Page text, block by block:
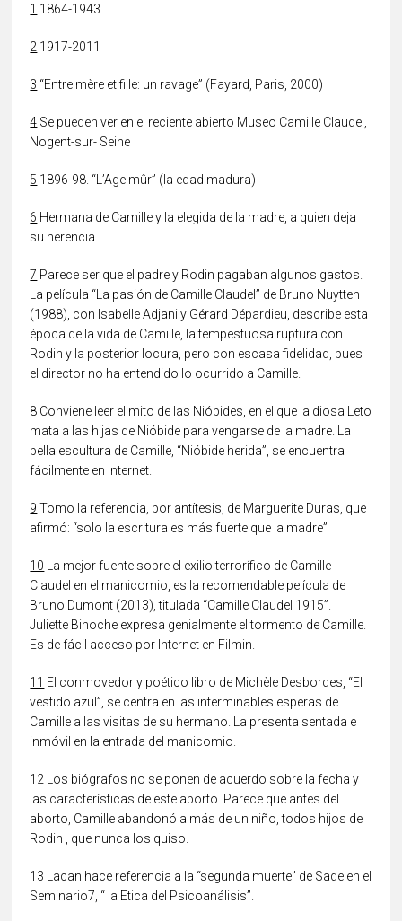
1 1864-1943
2 1917-2011
3 “Entre mère et fille: un ravage” (Fayard, Paris, 2000)
4 Se pueden ver en el reciente abierto Museo Camille Claudel,
Nogent-sur- Seine
5 1896-98. “L’Age mûr” (la edad madura)
6 Hermana de Camille y la elegida de la madre, a quien deja
su herencia
7 Parece ser que el padre y Rodin pagaban algunos gastos.
La película “La pasión de Camille Claudel” de Bruno Nuytten
(1988), con Isabelle Adjani y Gérard Dépardieu, describe esta
época de la vida de Camille, la tempestuosa ruptura con
Rodin y la posterior locura, pero con escasa fidelidad, pues
el director no ha entendido lo ocurrido a Camille.
8 Conviene leer el mito de las Nióbides, en el que la diosa Leto
mata a las hijas de Nióbide para vengarse de la madre. La
bella escultura de Camille, “Nióbide herida”, se encuentra
fácilmente en Internet.
9 Tomo la referencia, por antítesis, de Marguerite Duras, que
afirmó: “solo la escritura es más fuerte que la madre”
10 La mejor fuente sobre el exilio terrorífico de Camille
Claudel en el manicomio, es la recomendable película de
Bruno Dumont (2013), titulada “Camille Claudel 1915”.
Juliette Binoche expresa genialmente el tormento de Camille.
Es de fácil acceso por Internet en Filmin.
11 El conmovedor y poético libro de Michèle Desbordes, “El
vestido azul”, se centra en las interminables esperas de
Camille a las visitas de su hermano. La presenta sentada e
inmóvil en la entrada del manicomio.
12 Los biógrafos no se ponen de acuerdo sobre la fecha y
las características de este aborto. Parece que antes del
aborto, Camille abandonó a más de un niño, todos hijos de
Rodin , que nunca los quiso.
13 Lacan hace referencia a la “segunda muerte” de Sade en el
Seminario7, “ la Etica del Psicoanálisis”.